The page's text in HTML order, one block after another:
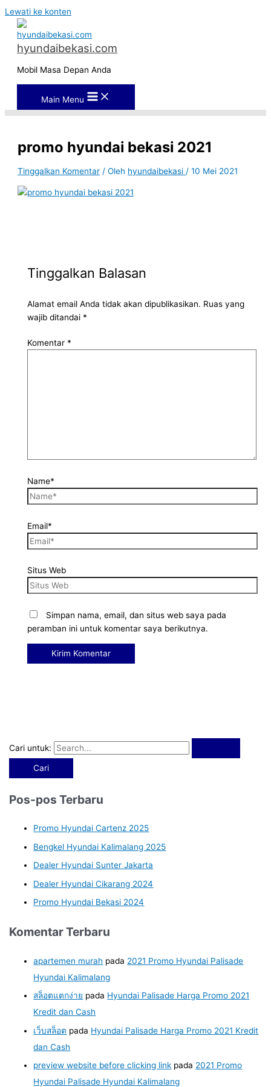
Lewati ke konten
hyundaibekasi.com
Mobil Masa Depan Anda
Main Menu
Cari untuk:
Pos-pos Terbaru
Promo Hyundai Cartenz 2025
Bengkel Hyundai Kalimalang 2025
Dealer Hyundai Sunter Jakarta
Dealer Hyundai Cikarang 2024
Promo Hyundai Bekasi 2024
Komentar Terbaru
apartemen murah pada 2021 Promo Hyundai Palisade
Hyundai Kalimalang
สล็อตแตกง่าย pada Hyundai Palisade Harga Promo 2021
Kredit dan Cash
เว็บสล็อต pada Hyundai Palisade Harga Promo 2021 Kredit
dan Cash
preview website before clicking link pada 2021 Promo
Hyundai Palisade Hyundai Kalimalang
promo hyundai bekasi 2021
Tinggalkan Komentar / Oleh hyundaibekasi/10 Mei 2021
Tinggalkan Balasan
Alamat email Anda tidak akan dipublikasikan. Ruas yang
wajib ditandai *
Komentar *
Name*
Email*
Situs Web
Simpan nama, email, dan situs web saya pada
peramban ini untuk komentar saya berikutnya.